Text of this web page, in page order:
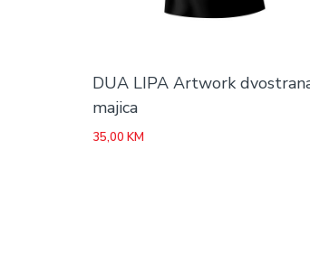
DUA LIPA Artwork
majica
35,00 KM